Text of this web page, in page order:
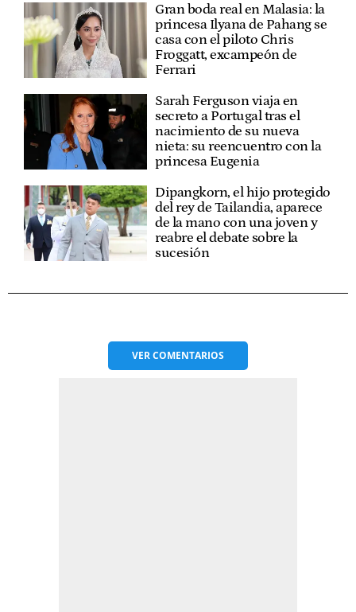
Gran boda real en Malasia: la
princesa Ilyana de Pahang se
casa con el piloto Chris
Froggatt, excampeón de
Ferrari
Sarah Ferguson viaja en
secreto a Portugal tras el
nacimiento de su nueva
nieta: su reencuentro con la
princesa Eugenia
Dipangkorn, el hijo protegido
del rey de Tailandia, aparece
de la mano con una joven y
reabre el debate sobre la
sucesión
VERCOMENTARIOS